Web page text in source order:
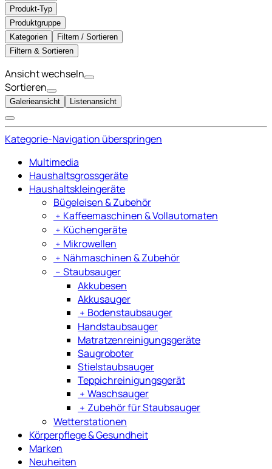
Produkt-Typ
Produktgruppe
Kategorien
Filtern / Sortieren
Filtern & Sortieren
Ansicht wechseln
Sortieren
Galerieansicht Listenansicht
Kategorie-Navigation überspringen
Multimedia
Haushaltsgrossgeräte
Haushaltskleingeräte
Bügeleisen & Zubehör
﹢ Kaffeemaschinen & Vollautomaten
﹢ Küchengeräte
﹢ Mikrowellen
﹢ Nähmaschinen & Zubehör
﹣ Staubsauger
Akkubesen
Akkusauger
﹢ Bodenstaubsauger
Handstaubsauger
Matratzenreinigungsgeräte
Saugroboter
Stielstaubsauger
Teppichreinigungsgerät
﹢ Waschsauger
﹢ Zubehör für Staubsauger
Wetterstationen
Körperpflege & Gesundheit
Marken
Neuheiten